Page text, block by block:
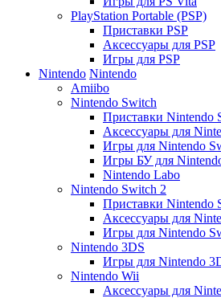
PlayStation Portable (PSP)
Приставки PSP
Аксессуары для PSP
Игры для PSP
Nintendo Nintendo
Amiibo
Nintendo Switch
Приставки Nintendo
Аксессуары для
Игры для Nintendo
Игры БУ для
Nintendo Labo
Nintendo Switch 2
Приставки Nintendo
Аксессуары для
Игры для Nintendo
Nintendo 3DS
Игры для Nintendo
Nintendo Wii
Аксессуары для